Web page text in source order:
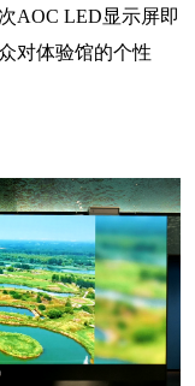
AOC LED显示屏即
对体验馆的个性